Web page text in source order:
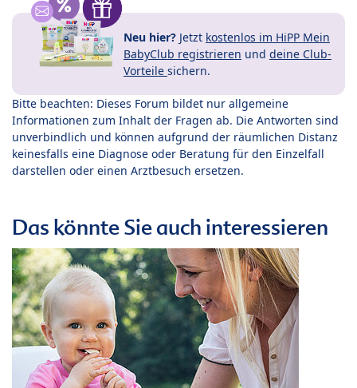
Neu hier? Jetzt kostenlos im HiPP Mein
BabyClub registrieren und deine Club-
Vorteile sichern.
Bitte beachten: Dieses Forum bildet nur allgemeine
Informationen zum Inhalt der Fragen ab. Die Antworten sind
unverbindlich und können aufgrund der räumlichen Distanz
keinesfalls eine Diagnose oder Beratung für den Einzelfall
darstellen oder einen Arztbesuch ersetzen.
Das könnte Sie auch interessieren